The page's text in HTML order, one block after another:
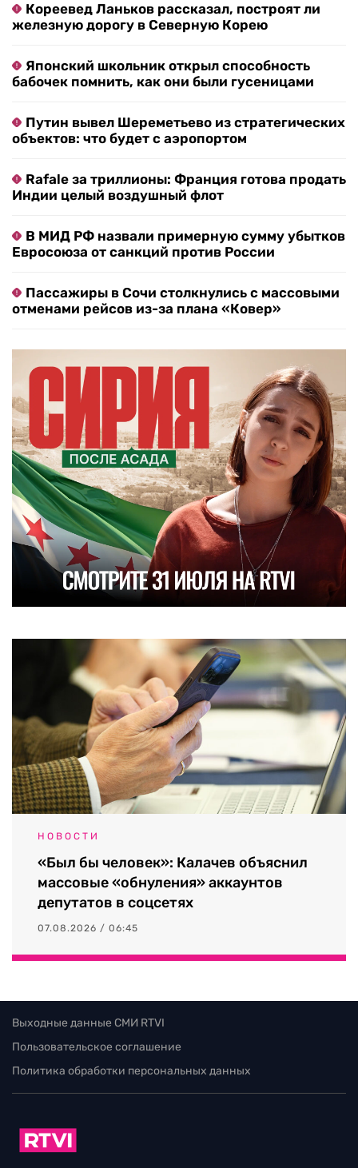
Кореевед Ланьков рассказал, построят ли
железную дорогу в Северную Корею
Японский школьник открыл способность
бабочек помнить, как они были гусеницами
Путин вывел Шереметьево из стратегических
объектов: что будет с аэропортом
Rafale за триллионы: Франция готова продать
Индии целый воздушный флот
В МИД РФ назвали примерную сумму убытков
Евросоюза от санкций против России
Пассажиры в Сочи столкнулись с массовыми
отменами рейсов из-за плана «Ковер»
НОВОСТИ
«Был бы человек»: Калачев объяснил
массовые «обнуления» аккаунтов
депутатов в соцсетях
07.08.2026 / 06:45
Выходные данные СМИ RTVI
Пользовательское соглашение
Политика обработки персональных данных